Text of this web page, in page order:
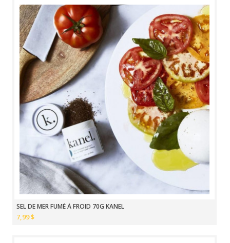
SEL DE MER FUMÉ À FROID 70G KANEL
7,99 $